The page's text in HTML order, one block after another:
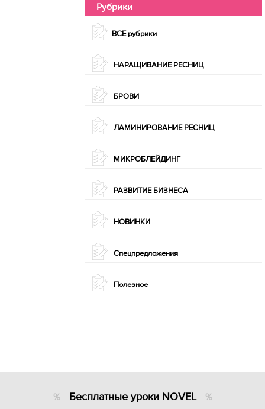
Рубрики
ВСЕ рубрики
НАРАЩИВАНИЕ РЕСНИЦ
БРОВИ
ЛАМИНИРОВАНИЕ РЕСНИЦ
МИКРОБЛЕЙДИНГ
РАЗВИТИЕ БИЗНЕСА
НОВИНКИ
Спецпредложения
Полезное
Бесплатные уроки NOVEL